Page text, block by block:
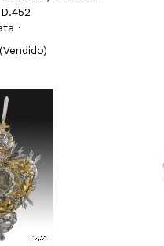
·
(Vendido)